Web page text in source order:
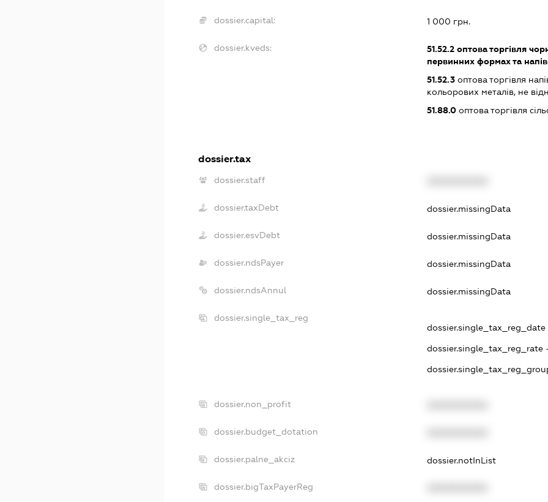
dossier.capital: 1 000 грн.
dossier.kveds: 51.52.2оптова торгівля
первинних формах та
51.52.3оптова торгівля
кольорових металів, не
51.88.0оптова торгівля
dossier.tax
dossier.staff
dossier.taxDebt dossier.missingData
dossier.esvDebt dossier.missingData
dossier.ndsPayer dossier.missingData
dossier.ndsAnnul dossier.missingData
dossier.single_tax_reg
dossier.single_tax_reg_date -
dossier.single_tax_reg_rate
dossier.non_profit
dossier.budget_dotation
dossier.palne_akciz dossier.notInList
dossier.bigTaxPayerReg